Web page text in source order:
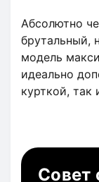
Абсолютно
брутальный,
модель
идеально
курткой, так
Совет